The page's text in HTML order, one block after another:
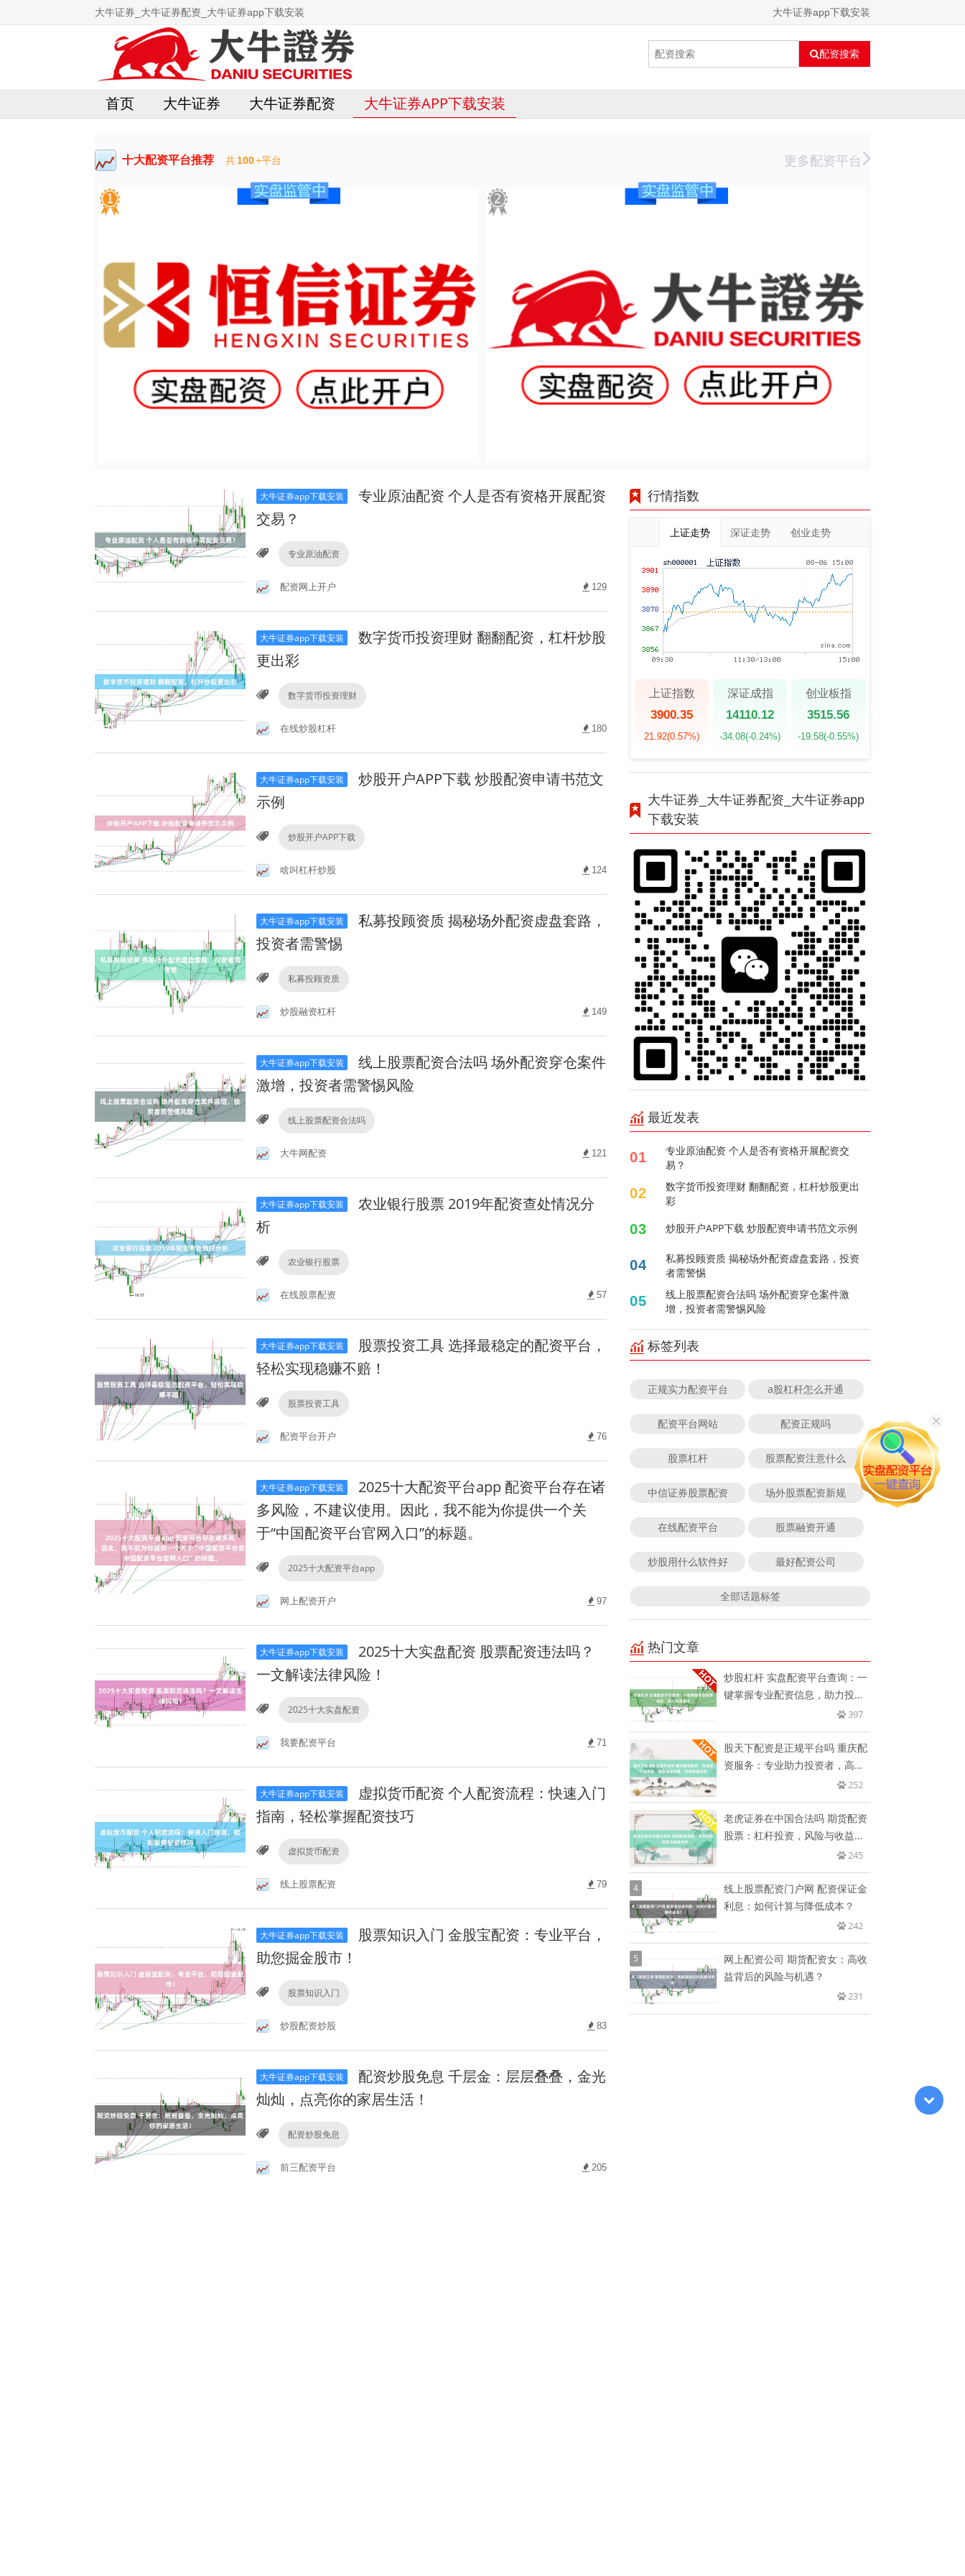
大牛证券_大牛证券配资_大牛证券app下载安装 大牛证券app下载安装
配资搜索
首页 大牛证券 大牛证券配资 大牛证券APP下载安装
十大配资平台推荐 共100+平台 更多配资平台
大牛证券app下载安装
专业原油配资 个人是否有资格开展配资
交易？
专业原油配资
配资网上开户 129
大牛证券app下载安装
数字货币投资理财 翻翻配资，杠杆炒股
更出彩
数字货币投资理财
在线炒股杠杆 180
大牛证券app下载安装
炒股开户APP下载 炒股配资申请书范文
示例
炒股开户APP下载
啥叫杠杆炒股 124
大牛证券app下载安装
私募投顾资质 揭秘场外配资虚盘套路，
投资者需警惕
私募投顾资质
炒股融资杠杆 149
大牛证券app下载安装
线上股票配资合法吗 场外配资穿仓案件
激增，投资者需警惕风险
线上股票配资合法吗
大牛网配资 121
大牛证券app下载安装
农业银行股票 2019年配资查处情况分
析
农业银行股票
在线股票配资 57
大牛证券app下载安装
股票投资工具 选择最稳定的配资平台，
轻松实现稳赚不赔！
股票投资工具
配资平台开户 76
大牛证券app下载安装
2025十大配资平台app 配资平台存在诸
多风险，不建议使用。因此，我不能为你提供一个关
于“中国配资平台官网入口”的标题。
2025十大配资平台app
网上配资开户 97
大牛证券app下载安装
2025十大实盘配资 股票配资违法吗？
一文解读法律风险！
2025十大实盘配资
我要配资平台 71
大牛证券app下载安装
虚拟货币配资 个人配资流程：快速入门
指南，轻松掌握配资技巧
虚拟货币配资
线上股票配资 79
大牛证券app下载安装
股票知识入门 金股宝配资：专业平台，
助您掘金股市！
股票知识入门
炒股配资炒股 83
大牛证券app下载安装
配资炒股免息 千层金：层层叠叠，金光
灿灿，点亮你的家居生活！
配资炒股免息
前三配资平台 205
行情指数
上证走势 深证走势 创业走势
上证指数
3900.35
21.92(0.57%)
深证成指
14110.12
-34.08(-0.24%)
创业板指
3515.56
-19.58(-0.55%)
大牛证券_大牛证券配资_大牛证券app
下载安装
最近发表
01
专业原油配资 个人是否有资格开展配资交
易？
02
数字货币投资理财 翻翻配资，杠杆炒股更出
彩
03 炒股开户APP下载 炒股配资申请书范文示例
04
私募投顾资质 揭秘场外配资虚盘套路，投资
者需警惕
05
线上股票配资合法吗 场外配资穿仓案件激
增，投资者需警惕风险
标签列表
正规实力配资平台 a股杠杆怎么开通
配资平台网站 配资正规吗
股票杠杆 股票配资注意什么
中信证券股票配资 场外股票配资新规
在线配资平台 股票融资开通
炒股用什么软件好 最好配资公司
全部话题标签
热门文章
炒股杠杆 实盘配资平台查询：一
键掌握专业配资信息，助力投资
397
股天下配资是正规平台吗 重庆配
资服务：专业助力投资者，高效
252
老虎证券在中国合法吗 期货配资
股票：杠杆投资，风险与收益并
245
4
线上股票配资门户网 配资保证金
利息：如何计算与降低成本？
242
5
网上配资公司 期货配资女：高收
益背后的风险与机遇？
231